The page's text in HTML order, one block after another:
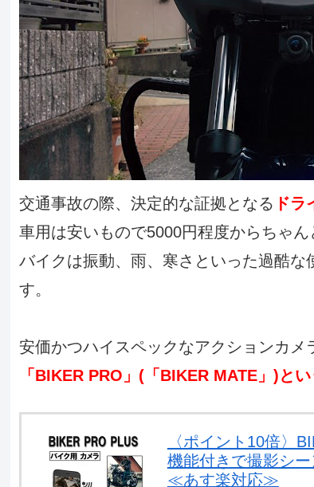
交通事故の際、決定的な証拠となる ド
車用は安いもので5000円程度からちゃ
バイクは振動、雨、寒さといった過酷
す。
安価かつハイスペックなアクションカメ
「BIKER PRO」(「BIKER MATE」)と
〈ポイント10倍〉
機能付きで撮影シ
≪あす楽対応≫